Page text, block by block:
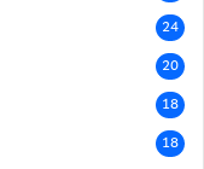
24
20
18
18